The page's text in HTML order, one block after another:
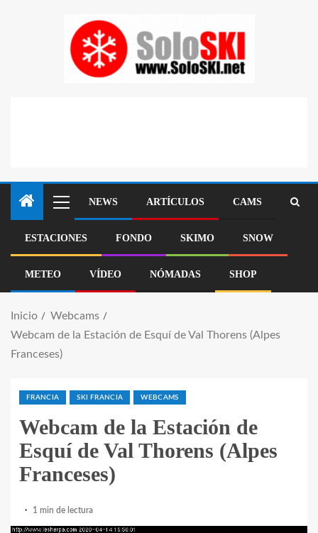
NEWS ARTÍCULOS CAMS
ESTACIONES FONDO SKIMO SNOW
METEO VÍDEO NÓMADAS SHOP
Inicio
Webcams
Webcam de la Estación de Esquí de Val Thorens (Alpes
Franceses)
FRANCIA SKI FRANCIA WEBCAMS
Webcam de la Estación de
Esquí de Val Thorens (Alpes
Franceses)
1 min de lectura